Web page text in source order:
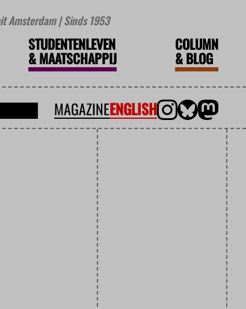
Amsterdam | Sinds 1953
STUDENTENLEVEN
&MAATSCHAPPIJ
COLUMN
&BLOG
MAGAZINEENGLISH